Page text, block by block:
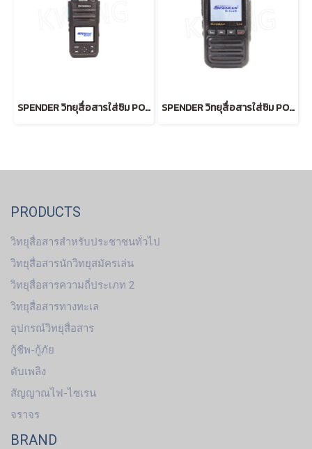
SPENDER วิทยุสื่อสารใส่ซิม POC TC-7G SPENDER วิทยุสื่อสารใส่ซิม POC TC-5M
PRODUCTS
วิทยุสื่อสารสำหรับประชาชนทั่วไป
วิทยุสื่อสารนักวิทยุสมัครเล่น
วิทยุสื่อสารความถี่ประเภท 2
วิทยุสื่อสารทางทะเล
อุปกรณ์วิทยุสื่อสาร
กู้ชีพ-กู้ภัย
ดับเพลิง
สัญญาณไฟ-ไซเรน
จราจร
BRAND